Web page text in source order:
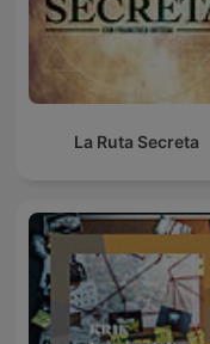
La Ruta Secreta